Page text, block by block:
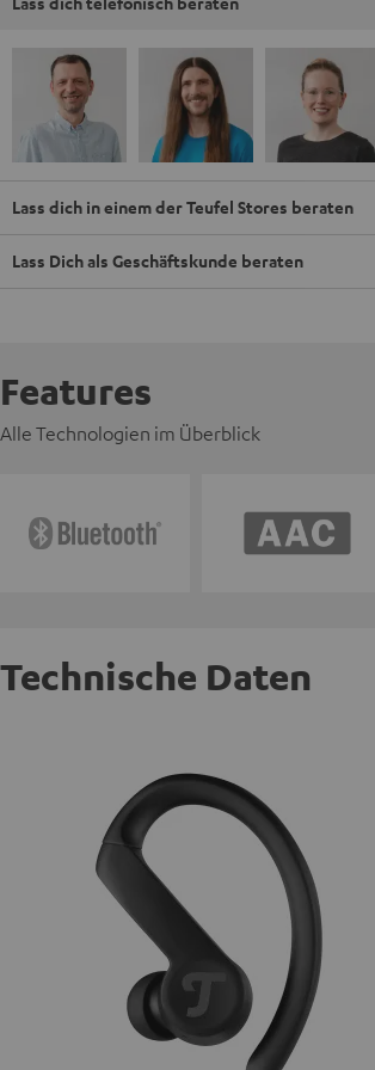
Lass dich in einem der Teufel Stores beraten
Lass Dich als Geschäftskunde beraten
Features
Alle Technologien im Überblick
Technische Daten